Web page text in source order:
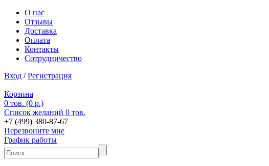
О нас
Отзывы
Доставка
Оплата
Контакты
Сотрудничество
Вход /Регистрация
Корзина
0 тов. (0 р.)
Список желаний 0 тов.
+7 (499) 380-87-67
Перезвоните мне
График работы